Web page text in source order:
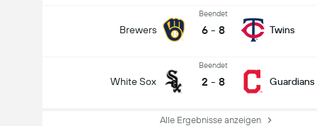
Brewers
Beendet
6 - 8 Twins
White Sox
Beendet
2 - 8 Guardians
Alle Ergebnisse anzeigen